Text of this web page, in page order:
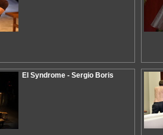
El Syndrome - Sergio Boris